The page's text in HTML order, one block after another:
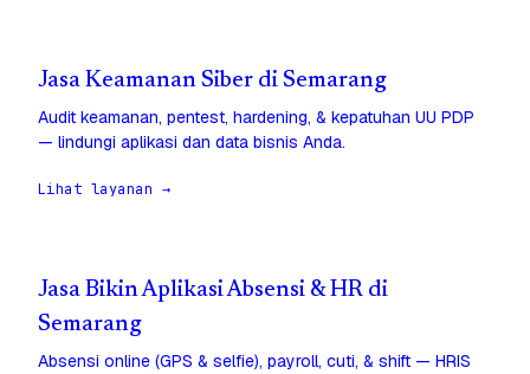
Jasa Keamanan Siber di Semarang
Audit keamanan, pentest, hardening, & kepatuhan UU PDP
— lindungi aplikasi dan data bisnis Anda.
Lihat layanan →
Jasa Bikin Aplikasi Absensi & HR di
Semarang
Absensi online (GPS & selfie), payroll, cuti, & shift — HRIS